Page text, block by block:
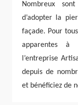
Nombreux
d’adopter la
façade. Pour
apparentes à
l’entreprise
depuis de
et bénéficiez de